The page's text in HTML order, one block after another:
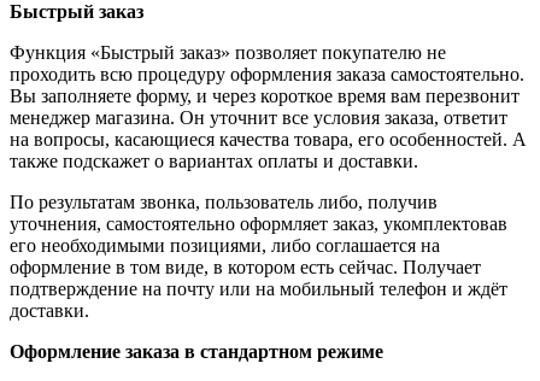
Быстрый заказ
Функция «Быстрый заказ» позволяет покупателю не
проходить всю процедуру оформления заказа самостоятельно.
Вы заполняете форму, и через короткое время вам перезвонит
менеджер магазина. Он уточнит все условия заказа, ответит
на вопросы, касающиеся качества товара, его особенностей. А
также подскажет о вариантах оплаты и доставки.
По результатам звонка, пользователь либо, получив
уточнения, самостоятельно оформляет заказ, укомплектовав
его необходимыми позициями, либо соглашается на
оформление в том виде, в котором есть сейчас. Получает
подтверждение на почту или на мобильный телефон и ждёт
доставки.
Оформление заказа в стандартном режиме